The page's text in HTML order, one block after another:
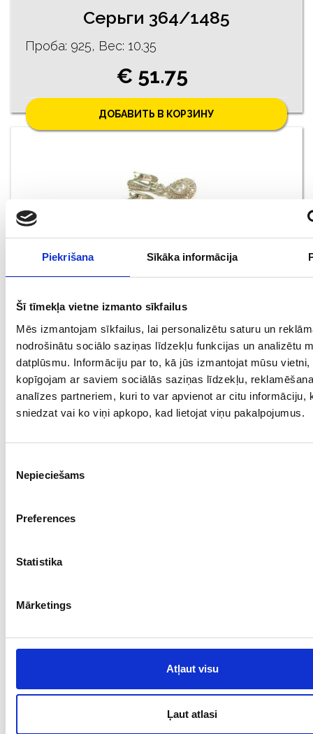
Piekrišana Sīkāka informācija
Šī tīmekļa vietne izmanto sīkfailus
Mēs izmantojam sīkfailus, lai personalizētu saturu un
nodrošinātu sociālo saziņas līdzekļu funkcijas un analizētu
datplūsmu. Informāciju par to, kā jūs izmantojat mūsu
kopīgojam ar saviem sociālās saziņas līdzekļu,
analīzes partneriem, kuri to var apvienot ar citu informāciju,
sniedzat vai ko viņi apkopo, kad lietojat viņu pakalpojumus.
izvēle
Nepieciešams
Preferences
Statistika
Mārketings
Atļaut visu
Ļaut atlasi
Серьги 364/1485
Проба: 925, Bес: 10.35
€ 51.75
ДОБАВИТЬ В КОРЗИНУ
Cерьги 10/1765
Проба: 925, Bес: 3.30
€ 51.00
ДОБАВИТЬ В КОРЗИНУ
€ 51.00
ДОБАВИТЬ В КОРЗИНУ